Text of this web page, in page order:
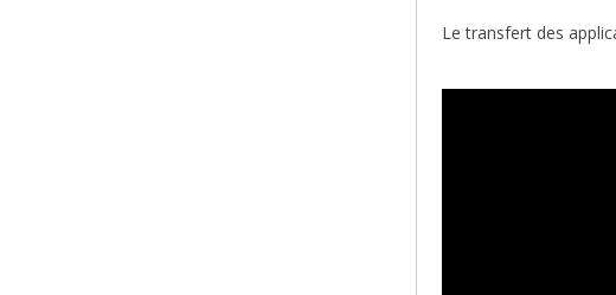
Le transfert des